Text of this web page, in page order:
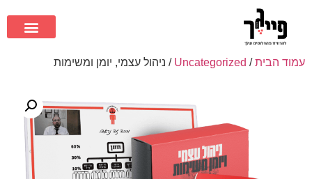
עמוד הבית/
Uncategorized / ניהול עצמי, יומן ומשימות